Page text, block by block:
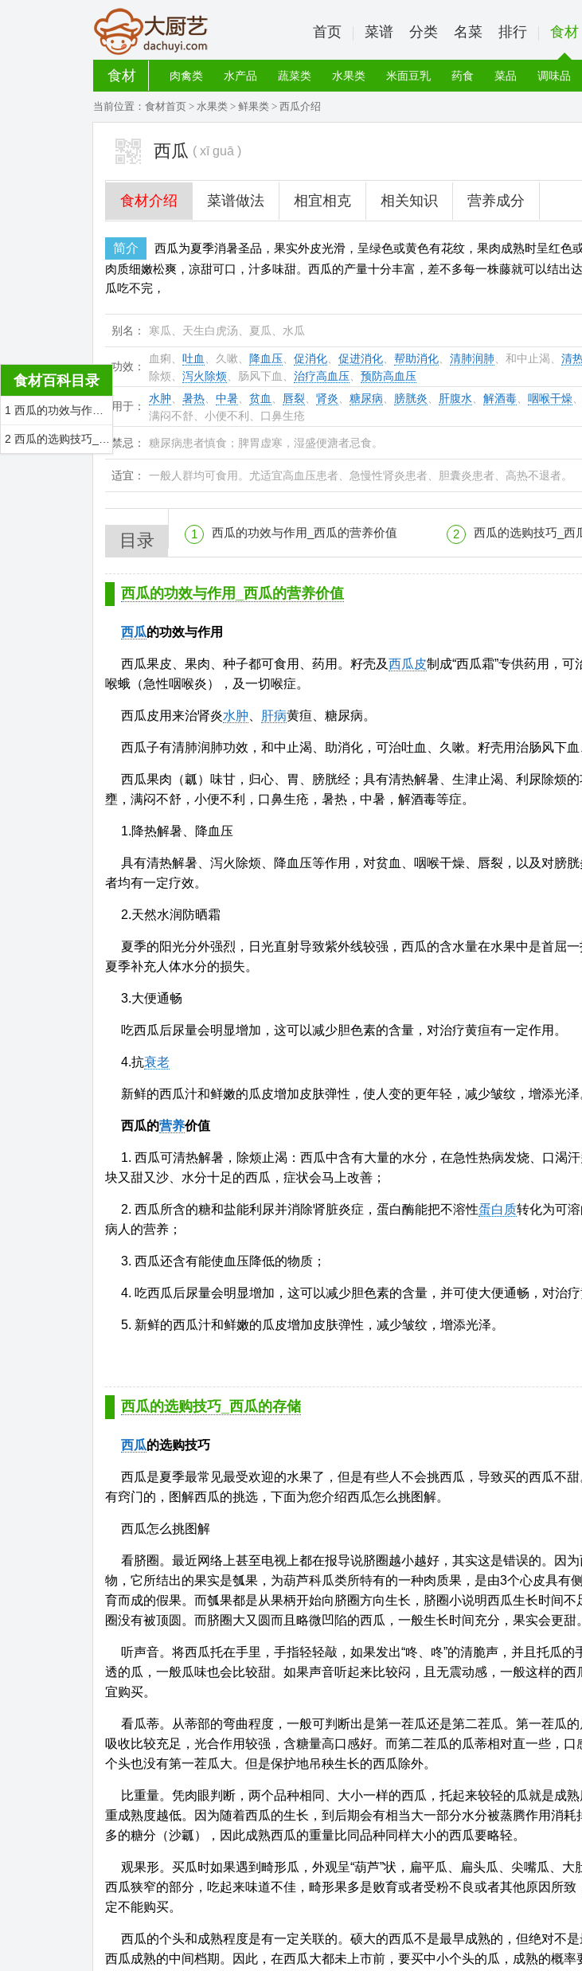
首页 菜谱 分类 名菜 排行 食材
食材 肉禽类 水产品 蔬菜类 水果类 米面豆乳 药食 菜品 调味品
当前位置： 食材首页 > 水果类 > 鲜果类 > 西瓜介绍
西瓜 ( xī guā )
食材介绍 菜谱做法 相宜相克 相关知识 营养成分
简介
西瓜为夏季消暑圣品，果实外皮光滑，呈绿色或黄色有花纹，果肉成熟时呈红色
肉质细嫩松爽，凉甜可口，汁多味甜。西瓜的产量十分丰富，差不多每一株藤就可以结出
瓜吃不完，
别名： 寒瓜、天生白虎汤、夏瓜、水瓜
功效：
血痢、 吐血 、久嗽、 降血压 促消化 促进消化 帮助消化 清肺润肺 、和中止渴、 清
除烦、 泻火除烦 、肠风下血、 治疗高血压 预防高血压
用于：
水肿 暑热 中暑 贫血 唇裂 肾炎 糖尿病 膀胱炎 肝腹水 解酒毒 咽喉干燥
满闷不舒、小便不利、口鼻生疮
禁忌： 糖尿病患者慎食；脾胃虚寒，湿盛便溏者忌食。
适宜： 一般人群均可食用。尤适宜高血压患者、急慢性肾炎患者、胆囊炎患者、高热不退者。
目录 1 西瓜的功效与作用_西瓜的营养价值 2 西瓜的选购技巧_西
西瓜的功效与作用_西瓜的营养价值
西瓜的功效与作用
西瓜果皮、果肉、种子都可食用、药用。籽壳及西瓜皮制成“西瓜霜”专供药用，可
喉蛾（急性咽喉炎），及一切喉症。
西瓜皮用来治肾炎水肿 肝病黄疸、糖尿病。
西瓜子有清肺润肺功效，和中止渴、助消化，可治吐血、久嗽。籽壳用治肠风下血
西瓜果肉（瓤）味甘，归心、胃、膀胱经；具有清热解暑、生津止渴、利尿除烦
壅，满闷不舒，小便不利，口鼻生疮，暑热，中暑，解酒毒等症。
1.降热解暑、降血压
具有清热解暑、泻火除烦、降血压等作用，对贫血、咽喉干燥、唇裂，以及对膀
者均有一定疗效。
2.天然水润防晒霜
夏季的阳光分外强烈，日光直射导致紫外线较强，西瓜的含水量在水果中是首屈
夏季补充人体水分的损失。
3.大便通畅
吃西瓜后尿量会明显增加，这可以减少胆色素的含量，对治疗黄疸有一定作用。
4.抗衰老
新鲜的西瓜汁和鲜嫩的瓜皮增加皮肤弹性，使人变的更年轻，减少皱纹，增添光泽
西瓜的营养价值
1. 西瓜可清热解暑，除烦止渴：西瓜中含有大量的水分，在急性热病发烧、口渴
块又甜又沙、水分十足的西瓜，症状会马上改善；
2. 西瓜所含的糖和盐能利尿并消除肾脏炎症，蛋白酶能把不溶性蛋白质转化为可
病人的营养；
3. 西瓜还含有能使血压降低的物质；
4. 吃西瓜后尿量会明显增加，这可以减少胆色素的含量，并可使大便通畅，对治疗
5. 新鲜的西瓜汁和鲜嫩的瓜皮增加皮肤弹性，减少皱纹，增添光泽。
西瓜的选购技巧_西瓜的存储
西瓜的选购技巧
西瓜是夏季最常见最受欢迎的水果了，但是有些人不会挑西瓜，导致买的西瓜不
有窍门的，图解西瓜的挑选，下面为您介绍西瓜怎么挑图解。
西瓜怎么挑图解
看脐圈。最近网络上甚至电视上都在报导说脐圈越小越好，其实这是错误的。因
物，它所结出的果实是瓠果，为葫芦科瓜类所特有的一种肉质果，是由3个心皮具有
育而成的假果。而瓠果都是从果柄开始向脐圈方向生长，脐圈小说明西瓜生长时间不
圈没有被顶圆。而脐圈大又圆而且略微凹陷的西瓜，一般生长时间充分，果实会更甜。
听声音。将西瓜托在手里，手指轻轻敲，如果发出“咚、咚”的清脆声，并且托瓜的
透的瓜，一般瓜味也会比较甜。如果声音听起来比较闷，且无震动感，一般这样的西
宜购买。
看瓜蒂。从蒂部的弯曲程度，一般可判断出是第一茬瓜还是第二茬瓜。第一茬瓜
吸收比较充足，光合作用较强，含糖量高口感好。而第二茬瓜的瓜蒂相对直一些，口
个头也没有第一茬瓜大。但是保护地吊秧生长的西瓜除外。
比重量。凭肉眼判断，两个品种相同、大小一样的西瓜，托起来较轻的瓜就是成
重成熟度越低。因为随着西瓜的生长，到后期会有相当大一部分水分被蒸腾作用消耗
多的糖分（沙瓤），因此成熟西瓜的重量比同品种同样大小的西瓜要略轻。
观果形。买瓜时如果遇到畸形瓜，外观呈“葫芦”状，扁平瓜、扁头瓜、尖嘴瓜、大
西瓜狭窄的部分，吃起来味道不佳，畸形果多是败育或者受粉不良或者其他原因所致
定不能购买。
西瓜的个头和成熟程度是有一定关联的。硕大的西瓜不是最早成熟的，但绝对不
西瓜成熟的中间档期。因此，在西瓜大都未上市前，要买中小个头的瓜，成熟的概率
食材百科目录